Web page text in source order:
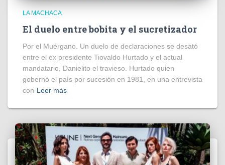
LA MACHACA
El duelo entre bobita y el sucretizador
Por el Muérgano. Un duelo de declaraciones se desató
entre el ex presidente Tiovaldo Hurtado y el actual
mandatario, Danielito el travieso. Hurtado quien
gobernó el país por sucesión en 1981, en una entrevista
con Leer más